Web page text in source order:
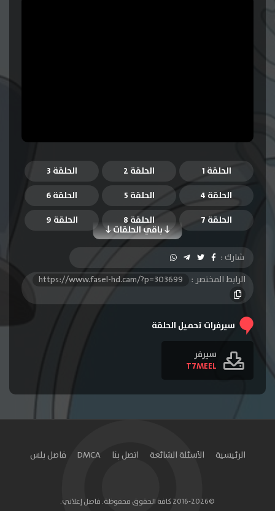
الحلقة 1 الحلقة 2
الحلقة 3
الحلقة 4
الحلقة 5 الحلقة 6
باقي الحلقات
الحلقة 7 الحلقة 8
الحلقة 9
الحلقة 11
شارك :
الرابط المختصر :
https://www.fasel-hd.cam/?p=303699
سيرفرات تحميل الحلقة
سيرفر
T7MEEL
الرئيسية الأسئلة الشائعة اتصل بنا DMCA فاصل بلس
©2016-2026 كافة الحقوق محفوظة. فاصل إعلاني.